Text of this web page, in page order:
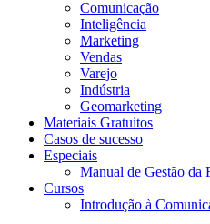
Comunicação
Inteligência
Marketing
Vendas
Varejo
Indústria
Geomarketing
Materiais Gratuitos
Casos de sucesso
Especiais
Manual de Gestão da
Cursos
Introdução à